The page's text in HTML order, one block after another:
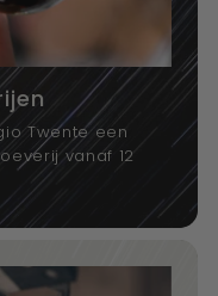
Twente een
vanaf 12